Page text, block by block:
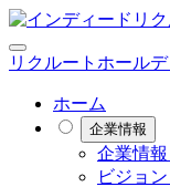
リクルートホール
ホーム
企業情報
企業情
ビジョ